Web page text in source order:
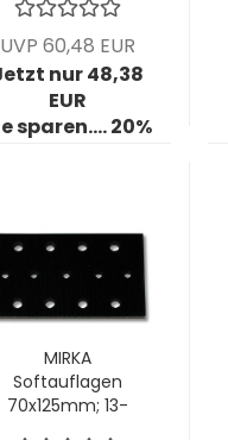
10mm VPE: 5
Stck/Pck
UVP 60,48 EUR
nur 48,38
EUR
sparen.... 20%
MIRKA
Softauflagen
70x125mm; 13-